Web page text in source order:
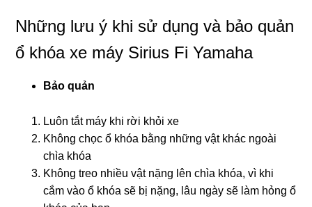
Những lưu ý khi sử dụng và bảo quản
ổ khóa xe máy Sirius Fi Yamaha
Bảo quản
Luôn tắt máy khi rời khỏi xe
Không chọc ổ khóa bằng những vật khác ngoài
chìa khóa
Không treo nhiều vật nặng lên chìa khóa, vì khi
cắm vào ổ khóa sẽ bị nặng, lâu ngày sẽ làm hỏng ổ